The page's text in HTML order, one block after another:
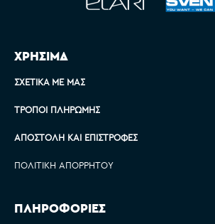
ΧΡΗΣΙΜΑ
ΣΧΕΤΙΚΆ ΜΕ ΜΑΣ
ΤΡΌΠΟΙ ΠΛΗΡΩΜΉΣ
ΑΠΟΣΤΟΛΉ ΚΑΙ ΕΠΙΣΤΡΟΦΈΣ
ΠΟΛΙΤΙΚΉ ΑΠΟΡΡΉΤΟΥ
ΠΛΗΡΟΦΟΡΙΕΣ